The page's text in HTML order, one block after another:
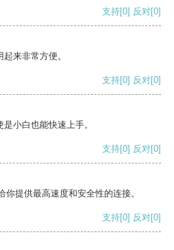
支持[0] 反对[0]
来非常方便。
支持[0] 反对[0]
小白也能快速上手。
支持[0] 反对[0]
提供最高速度和安全性的连接。
支持[0] 反对[0]